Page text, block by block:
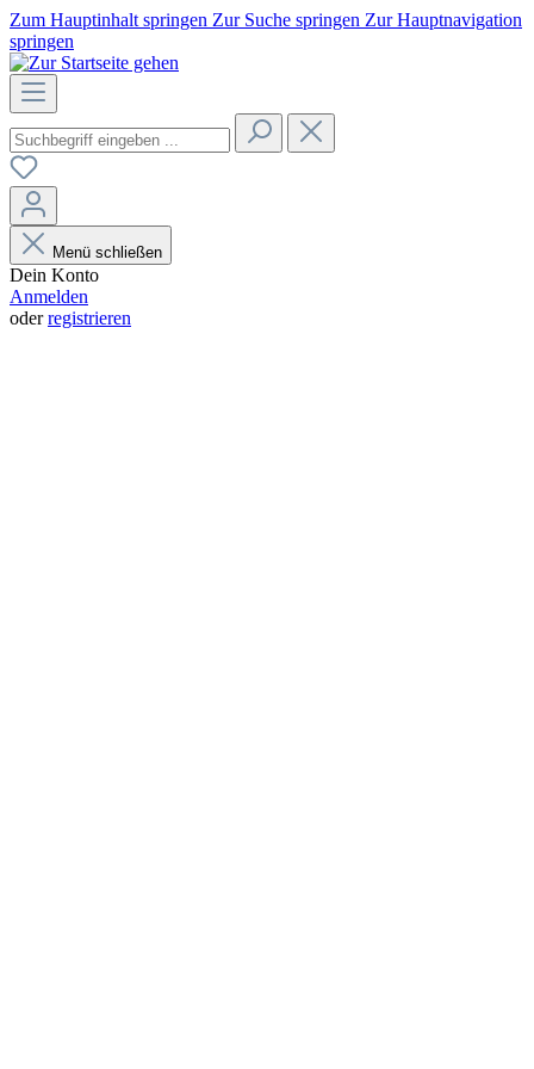
Zum Hauptinhalt springen Zur Suche springen Zur Hauptnavigation
springen
Menü schließen
Dein Konto
Anmelden
oderregistrieren